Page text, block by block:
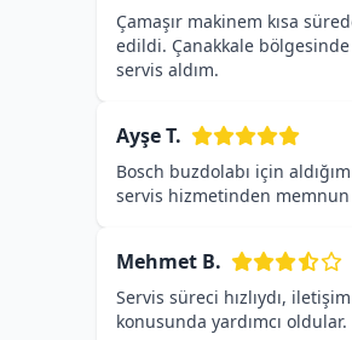
Çamaşır makinem kısa
edildi. Çanakkale bölgesinde
servis aldım.
Ayşe T.
Bosch buzdolabı için
servis hizmetinden memnun
Mehmet B.
Servis süreci hızlıydı, iletişim
konusunda yardımcı oldular.